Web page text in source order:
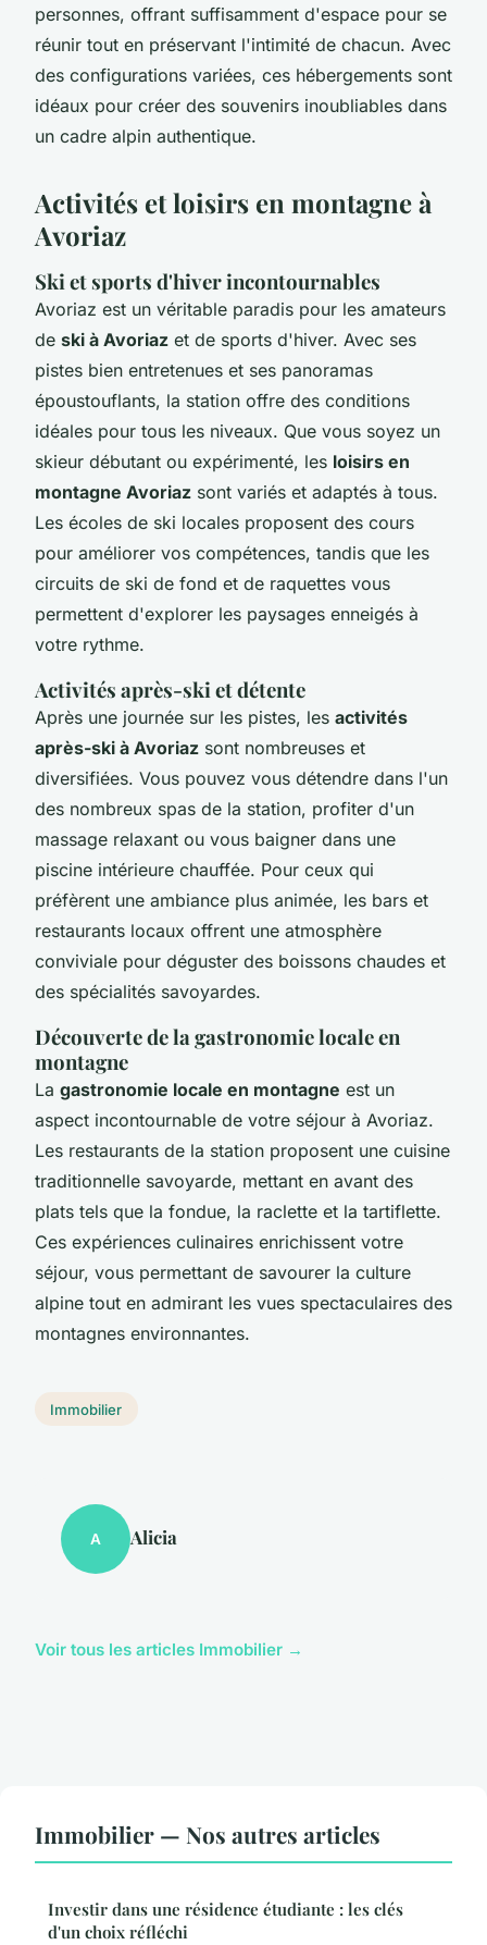
personnes, offrant suffisamment d'espace pour se
réunir tout en préservant l'intimité de chacun. Avec
des configurations variées, ces hébergements sont
idéaux pour créer des souvenirs inoubliables dans
un cadre alpin authentique.
Activités et loisirs en montagne à
Avoriaz
Ski et sports d'hiver incontournables
Avoriaz est un véritable paradis pour les amateurs
de ski à Avoriaz et de sports d'hiver. Avec ses
pistes bien entretenues et ses panoramas
époustouflants, la station offre des conditions
idéales pour tous les niveaux. Que vous soyez un
skieur débutant ou expérimenté, les loisirs en
montagne Avoriaz sont variés et adaptés à tous.
Les écoles de ski locales proposent des cours
pour améliorer vos compétences, tandis que les
circuits de ski de fond et de raquettes vous
permettent d'explorer les paysages enneigés à
votre rythme.
Activités après-ski et détente
Après une journée sur les pistes, les activités
après-ski à Avoriaz sont nombreuses et
diversifiées. Vous pouvez vous détendre dans l'un
des nombreux spas de la station, profiter d'un
massage relaxant ou vous baigner dans une
piscine intérieure chauffée. Pour ceux qui
préfèrent une ambiance plus animée, les bars et
restaurants locaux offrent une atmosphère
conviviale pour déguster des boissons chaudes et
des spécialités savoyardes.
Découverte de la gastronomie locale en
montagne
La gastronomie locale en montagne est un
aspect incontournable de votre séjour à Avoriaz.
Les restaurants de la station proposent une cuisine
traditionnelle savoyarde, mettant en avant des
plats tels que la fondue, la raclette et la tartiflette.
Ces expériences culinaires enrichissent votre
séjour, vous permettant de savourer la culture
alpine tout en admirant les vues spectaculaires des
montagnes environnantes.
Immobilier
A Alicia
Voir tous les articles Immobilier →
Immobilier — Nos autres articles
Investir dans une résidence étudiante : les clés
d'un choix réfléchi